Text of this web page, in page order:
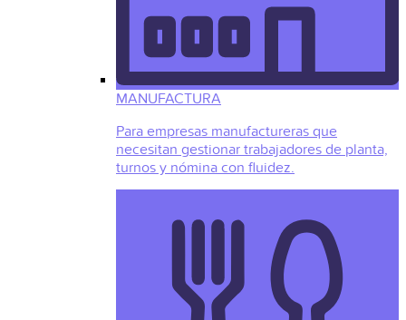
MANUFACTURA
Para empresas manufactureras que
necesitan gestionar trabajadores de planta,
turnos y nómina con fluidez.